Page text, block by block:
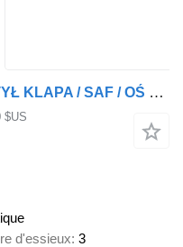
Janmil WYWROTKA / 42 m3 / TYŁ KLAPA / SAF / OŚ PODNOSZONA / ALUFELGI /
$US
d'essieux 3